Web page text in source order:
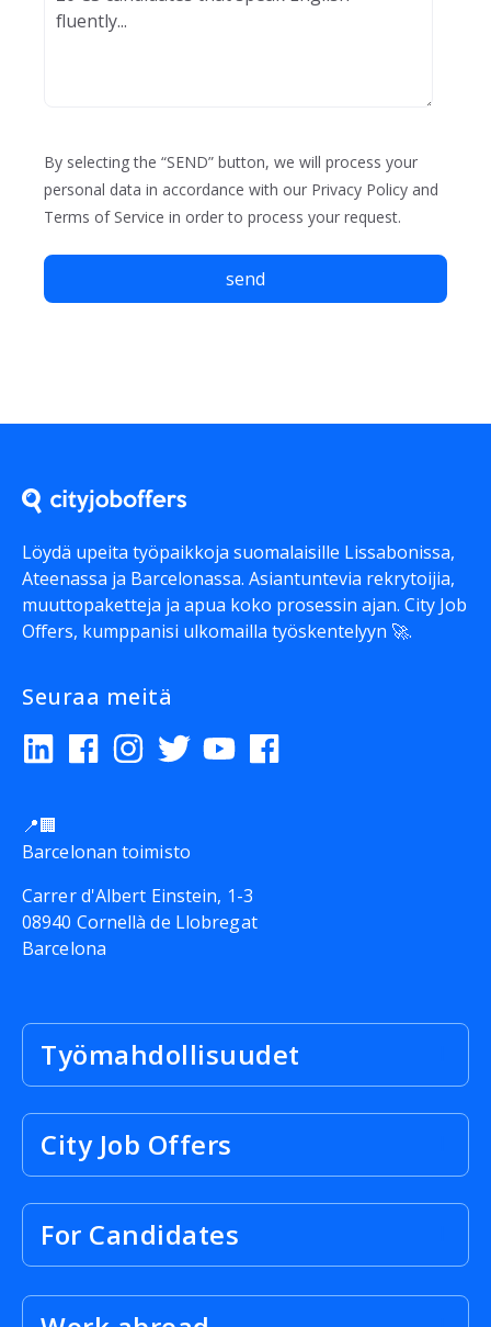
By selecting the “SEND” button, we will process your
personal data in accordance with our Privacy Policy and
Terms of Service in order to process your request.
Löydä upeita työpaikkoja suomalaisille Lissabonissa,
Ateenassa ja Barcelonassa. Asiantuntevia rekrytoijia,
muuttopaketteja ja apua koko prosessin ajan. City Job
Offers, kumppanisi ulkomailla työskentelyyn 🚀.
Seuraa meitä
📍🏢
Barcelonan toimisto
Carrer d'Albert Einstein, 1-3
08940 Cornellà de Llobregat
Barcelona
Työmahdollisuudet
City Job Offers
For Candidates